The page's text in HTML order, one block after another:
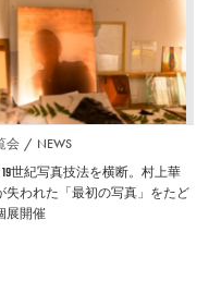
会 NEWS
19世紀写真技法を横断。村上華
失われた「最初の写真」をたど
展開催